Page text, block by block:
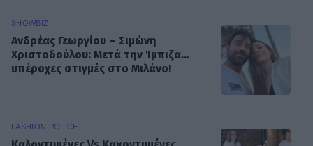
SHOWBIZ
Ανδρέας Γεωργίου – Σιμώνη
Χριστοδούλου: Μετά την Ίμπιζα...
υπέροχες στιγμές στο Μιλάνο!
FASHION POLICE